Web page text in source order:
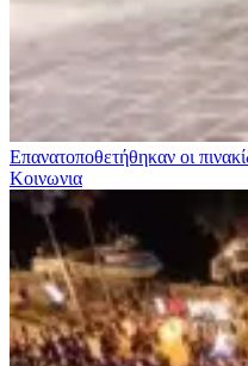
Επανατοποθετήθηκαν οι
Κοινωνια